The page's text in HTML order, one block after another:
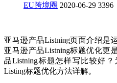
EU跨境圈 2020-06-29 3396
亚马逊产品Listning页面介绍是
亚马逊产品Listning标题优化更
品Listning标题怎样写比较好
Listing标题优化方法详解。